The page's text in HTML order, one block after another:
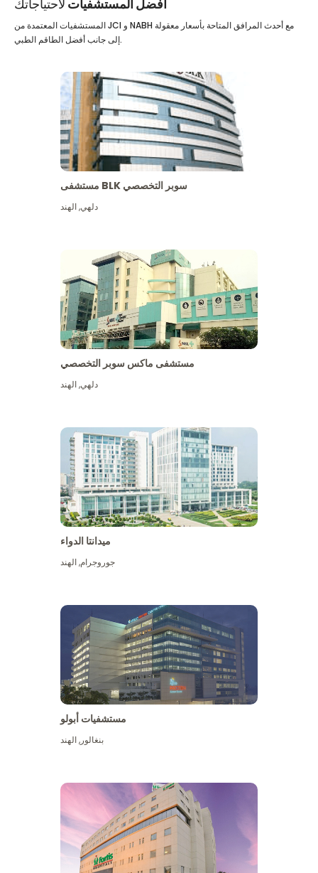
أفضل المستشفيات لاحتياجاتك
المستشفيات المعتمدة من JCI و NABH مع أحدث المرافق المتاحة بأسعار معقولة
إلى جانب أفضل الطاقم الطبي.
مستشفى BLK سوبر التخصصي
دلهي,الهند
مستشفى ماكس سوبر التخصصي
دلهي,الهند
ميدانتا الدواء
جوروجرام,الهند
مستشفيات أبولو
بنغالور,الهند